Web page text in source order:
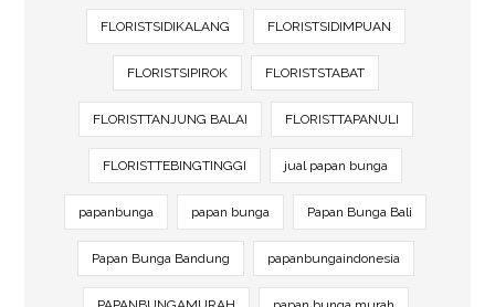
FLORISTSIDIKALANG FLORISTSIDIMPUAN
FLORISTSIPIROK FLORISTSTABAT
FLORISTTANJUNG BALAI FLORISTTAPANULI
FLORISTTEBINGTINGGI jual papan bunga
papanbunga papan bunga Papan Bunga Bali
Papan Bunga Bandung papanbungaindonesia